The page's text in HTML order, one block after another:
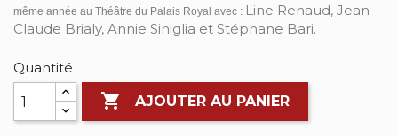
même année au Théâtre du Palais Royal avec : Line Renaud, Jean-
Claude Brialy, Annie Siniglia et Stéphane Bari.
Quantité
 AJOUTER AU PANIER